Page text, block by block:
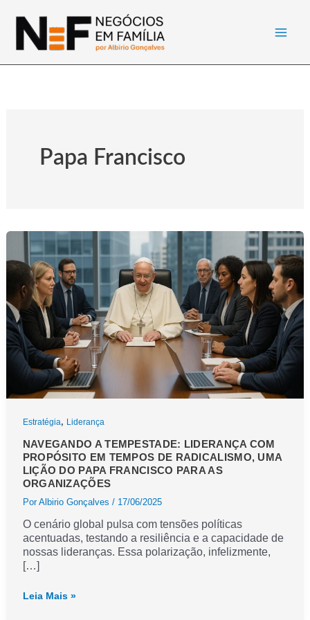
para
conteúdo
Papa Francisco
Estratégia, Liderança
NAVEGANDO A TEMPESTADE: LIDERANÇA COM
PROPÓSITO EM TEMPOS DE RADICALISMO, UMA
LIÇÃO DO PAPA FRANCISCO PARA AS
ORGANIZAÇÕES
PorAlbirio Gonçalves / 17/06/2025
O cenário global pulsa com tensões políticas
acentuadas, testando a resiliência e a capacidade de
nossas lideranças. Essa polarização, infelizmente,
[…]
Navegando
Leia Mais »